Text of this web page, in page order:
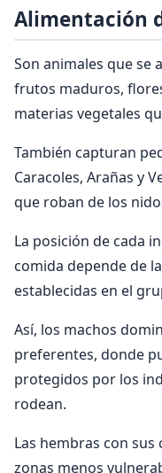
Alimentación
Son animales que se
frutos maduros,
materias vegetales
También capturan
Caracoles, Arañas y
que roban de los
La posición de cada
comida depende de
establecidas en el
Así, los machos
preferentes, donde
protegidos por los
rodean.
Las hembras con sus
zonas menos